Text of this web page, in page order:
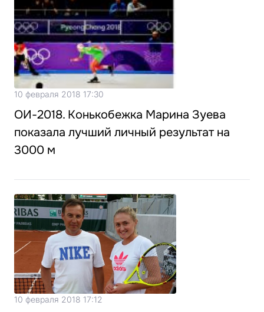
10 февраля 2018 17:30
ОИ-2018. Конькобежка Марина Зуева
показала лучший личный результат на
3000 м
10 февраля 2018 17:12